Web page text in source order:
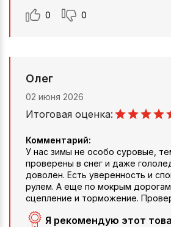
0 0
Олег
02 июня 2026
Итоговая оценка:
Комментарий:
У нас зимы не особо суровые,
проверены в снег и даже
доволен. Есть уверенность и
рулем. А еще по мокрым
сцепление и торможение.
Я рекомендую этот